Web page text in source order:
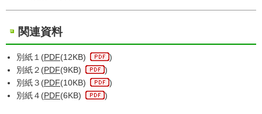
関連資料
別紙１(PDF(12KB)
)
別紙２(PDF(9KB)
)
別紙３(PDF(10KB)
)
別紙４(PDF(6KB) )